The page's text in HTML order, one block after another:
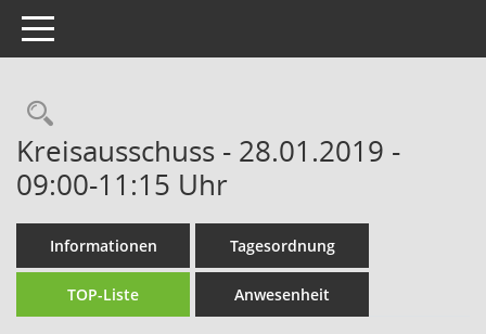
Toggle navigation
Rechercheauswahl
Kreisausschuss - 28.01.2019 -
09:00-11:15 Uhr
Informationen Tagesordnung
TOP-Liste Anwesenheit